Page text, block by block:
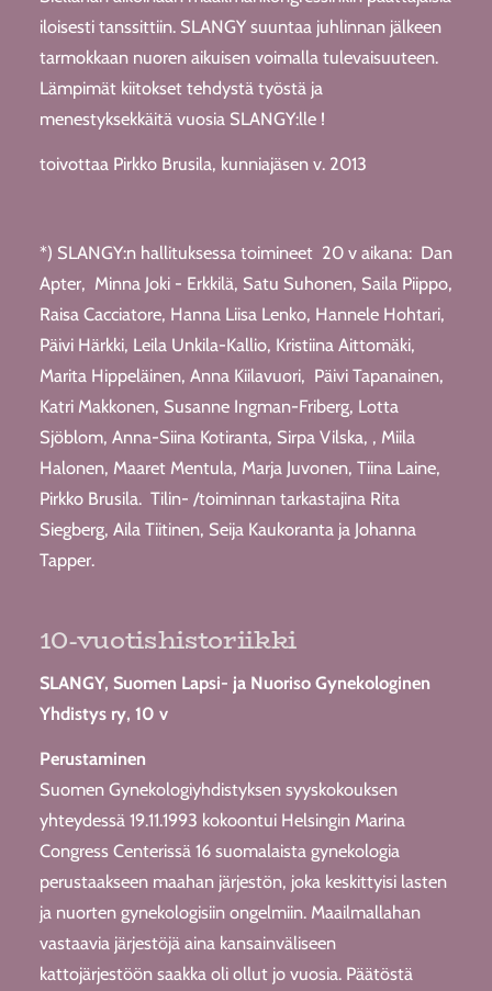
iloisesti tanssittiin. SLANGY suuntaa juhlinnan jälkeen
tarmokkaan nuoren aikuisen voimalla tulevaisuuteen.
Lämpimät kiitokset tehdystä työstä ja
menestyksekkäitä vuosia SLANGY:lle !
toivottaa Pirkko Brusila, kunniajäsen v. 2013
*) SLANGY:n hallituksessa toimineet 20 v aikana: Dan
Apter, Minna Joki - Erkkilä, Satu Suhonen, Saila Piippo,
Raisa Cacciatore, Hanna Liisa Lenko, Hannele Hohtari,
Päivi Härkki, Leila Unkila-Kallio, Kristiina Aittomäki,
Marita Hippeläinen, Anna Kiilavuori, Päivi Tapanainen,
Katri Makkonen, Susanne Ingman-Friberg, Lotta
Sjöblom, Anna-Siina Kotiranta, Sirpa Vilska, , Miila
Halonen, Maaret Mentula, Marja Juvonen, Tiina Laine,
Pirkko Brusila. Tilin- /toiminnan tarkastajina Rita
Siegberg, Aila Tiitinen, Seija Kaukoranta ja Johanna
Tapper.
10-vuotishistoriikki
SLANGY, Suomen Lapsi- ja Nuoriso Gynekologinen
Yhdistys ry, 10 v
Perustaminen
Suomen Gynekologiyhdistyksen syyskokouksen
yhteydessä 19.11.1993 kokoontui Helsingin Marina
Congress Centerissä 16 suomalaista gynekologia
perustaakseen maahan järjestön, joka keskittyisi lasten
ja nuorten gynekologisiin ongelmiin. Maailmallahan
vastaavia järjestöjä aina kansainväliseen
kattojärjestöön saakka oli ollut jo vuosia. Päätöstä